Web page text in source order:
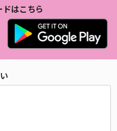
ドはこちら